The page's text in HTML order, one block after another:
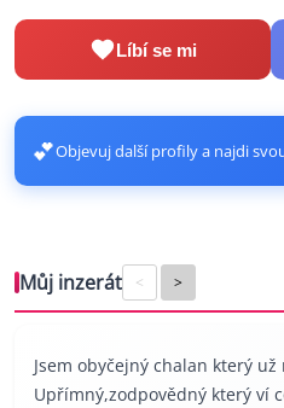
Líbí se mi
💕Objevuj další profily a najdi
Můj inzerát < >
Jsem obyčejný chalan který
Upřímný,zodpovědný který ví